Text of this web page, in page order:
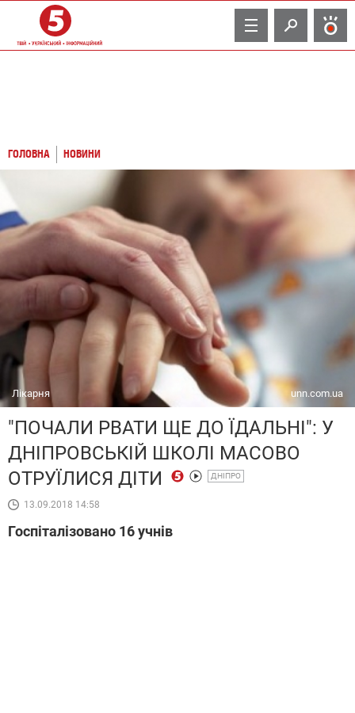
TV
ГОЛОВНА НОВИНИ
Лікарня unn.com.ua
"ПОЧАЛИ РВАТИ ЩЕ ДО ЇДАЛЬНІ": У
ДНІПРОВСЬКІЙ ШКОЛІ МАСОВО
ОТРУЇЛИСЯ ДІТИ
ДНІПРО
13.09.2018 14:58
Госпіталізовано 16 учнів